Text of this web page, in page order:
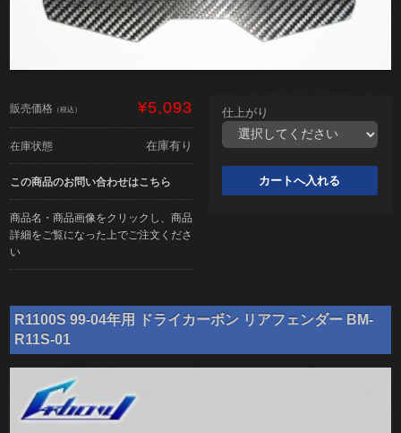
販売価格 （税込） ¥5,093
在庫状態 在庫有り
この商品のお問い合わせはこちら
商品名・商品画像をクリックし、商品
詳細をご覧になった上でご注文くださ
い
仕上がり
R1100S 99-04年用 ドライカーボン リアフェンダー BM-
R11S-01